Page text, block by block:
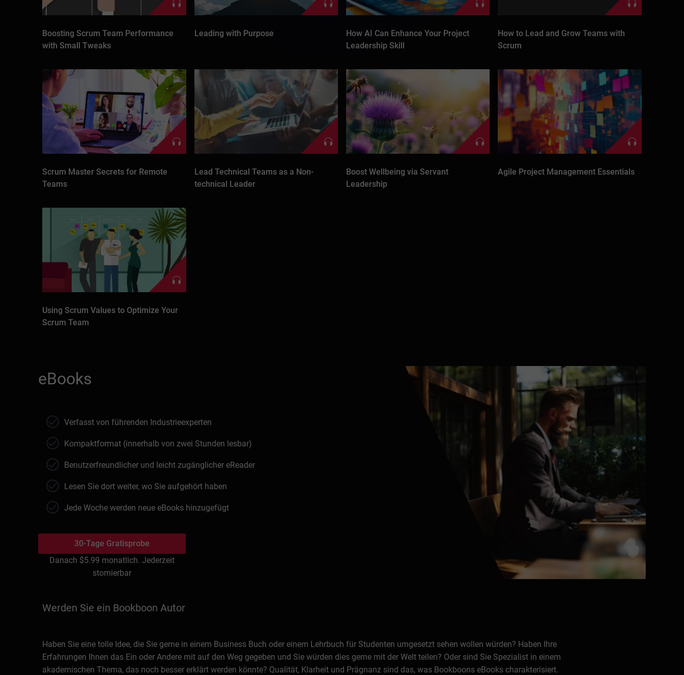
Boosting Scrum Team Performance
with Small Tweaks
Leading with Purpose
How AI Can Enhance Your Project
Leadership Skill
How to Lead and Grow Teams with
Scrum
Scrum Master Secrets for Remote
Teams
Lead Technical Teams as a Non-
technical Leader
Boost Wellbeing via Servant
Leadership
Agile Project Management Essentials
Using Scrum Values to Optimize Your
Scrum Team
eBooks
Verfasst von führenden Industrieexperten
Kompaktformat (innerhalb von zwei Stunden lesbar)
Benutzerfreundlicher und leicht zugänglicher eReader
Lesen Sie dort weiter, wo Sie aufgehört haben
Jede Woche werden neue eBooks hinzugefügt
30-Tage Gratisprobe
Danach $5.99 monatlich. Jederzeit
stornierbar
Werden Sie ein Bookboon Autor
Haben Sie eine tolle Idee, die Sie gerne in einem Business Buch oder einem Lehrbuch für Studenten umgesetzt sehen wollen würden? Haben Ihre
Erfahrungen Ihnen das Ein oder Andere mit auf den Weg gegeben und Sie würden dies gerne mit der Welt teilen? Oder sind Sie Spezialist in einem
akademischen Thema, das noch besser erklärt werden könnte? Qualität, Klarheit und Prägnanz sind das, was Bookboons eBooks charakterisiert.